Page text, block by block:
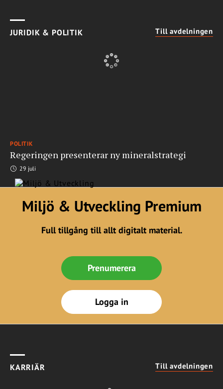
JURIDIK & POLITIK Till avdelningen
POLITIK
Regeringen presenterar ny mineralstrategi
29 juli
Miljö & Utveckling Premium
Full tillgång till allt digitalt material.
Prenumerera
Logga in
KARRIÄR Till avdelningen